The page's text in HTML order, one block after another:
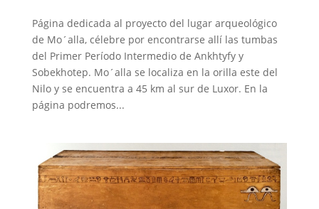
Página dedicada al proyecto del lugar arqueológico
de Mo´alla, célebre por encontrarse allí las tumbas
del Primer Período Intermedio de Ankhtyfy y
Sobekhotep. Mo´alla se localiza en la orilla este del
Nilo y se encuentra a 45 km al sur de Luxor. En la
página podremos...